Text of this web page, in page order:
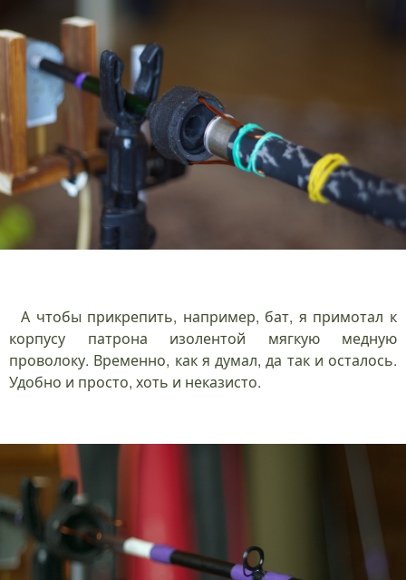
А чтобы прикрепить, например, бат, я примотал к
корпусу патрона изолентой мягкую медную
проволоку. Временно, как я думал, да так и осталось.
Удобно и просто, хоть и неказисто.